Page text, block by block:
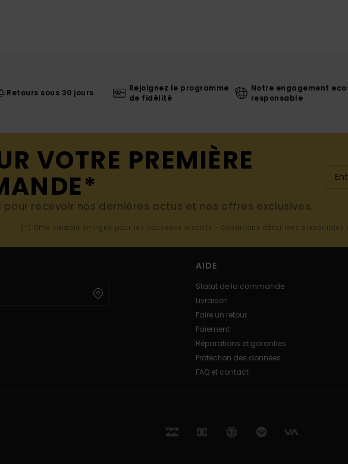
Retours sous 30 jours
Rejoignez le programme
de fidélité
Notre engagement
responsable
VOTRE PREMIÈRE
pour recevoir nos dernières actus et nos offres exclusives.
(*) Offre valable en ligne pour les nouveaux inscrits - Conditions détaillées disponibles
AIDE
Statut de la commande
Livraison
Faire un retour
Paiement
Réparations et garanties
Protection des données
FAQ et contact